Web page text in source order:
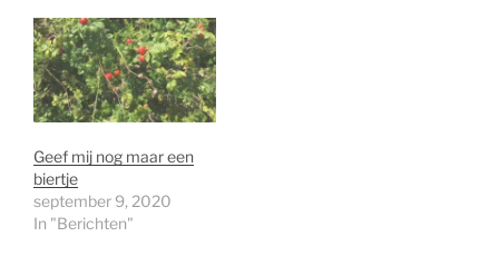
Geef mij nog maar een
biertje
september 9, 2020
In "Berichten"